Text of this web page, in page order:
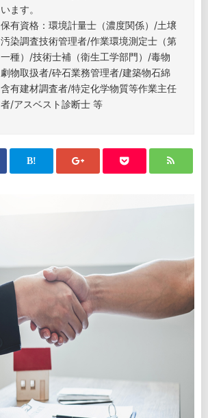
います。
保有資格：環境計量士（濃度関係）/土壌
汚染調査技術管理者/作業環境測定士（第
一種）/技術士補（衛生工学部門）/毒物
劇物取扱者/砕石業務管理者/建築物石綿
含有建材調査者/特定化学物質等作業主任
者/アスベスト診断士 等